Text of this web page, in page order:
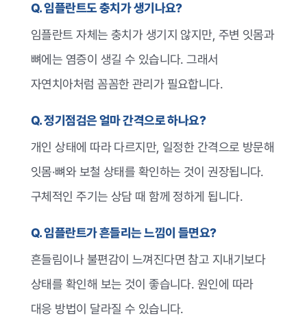
Q. 임플란트도 충치가 생기나요?
임플란트 자체는 충치가 생기지 않지만, 주변 잇몸과
뼈에는 염증이 생길 수 있습니다. 그래서
자연치아처럼 꼼꼼한 관리가 필요합니다.
Q. 정기점검은 얼마 간격으로 하나요?
개인 상태에 따라 다르지만, 일정한 간격으로 방문해
잇몸·뼈와 보철 상태를 확인하는 것이 권장됩니다.
구체적인 주기는 상담 때 함께 정하게 됩니다.
Q. 임플란트가 흔들리는 느낌이 들면요?
흔들림이나 불편감이 느껴진다면 참고 지내기보다
상태를 확인해 보는 것이 좋습니다. 원인에 따라
대응 방법이 달라질 수 있습니다.